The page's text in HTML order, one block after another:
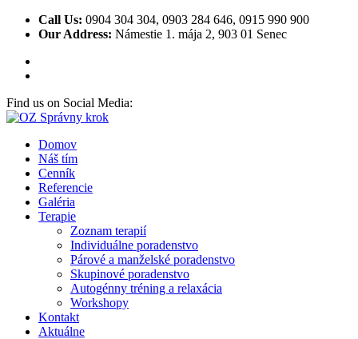
Call Us: 0904 304 304, 0903 284 646, 0915 990 900
Our Address: Námestie 1. mája 2, 903 01 Senec
Find us on Social Media:
Domov
Náš tím
Cenník
Referencie
Galéria
Terapie
Zoznam terapií
Individuálne poradenstvo
Párové a manželské poradenstvo
Skupinové poradenstvo
Autogénny tréning a relaxácia
Workshopy
Kontakt
Aktuálne